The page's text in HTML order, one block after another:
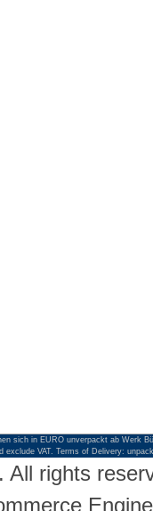
sich in EURO unverpackt ab Werk
exclude VAT. Terms of Delivery:
All rights